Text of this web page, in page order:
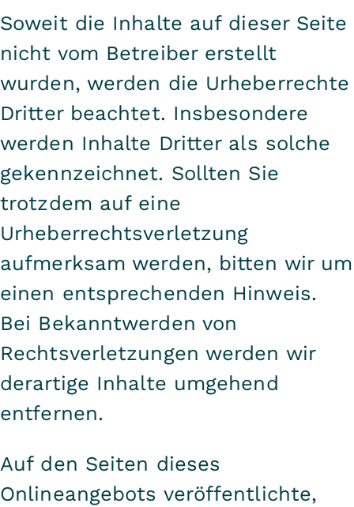
Soweit die Inhalte auf dieser Seite
nicht vom Betreiber erstellt
wurden, werden die Urheberrechte
Dritter beachtet. Insbesondere
werden Inhalte Dritter als solche
gekennzeichnet. Sollten Sie
trotzdem auf eine
Urheberrechtsverletzung
aufmerksam werden, bitten wir um
einen entsprechenden Hinweis.
Bei Bekanntwerden von
Rechtsverletzungen werden wir
derartige Inhalte umgehend
entfernen.
Auf den Seiten dieses
Onlineangebots veröffentlichte,